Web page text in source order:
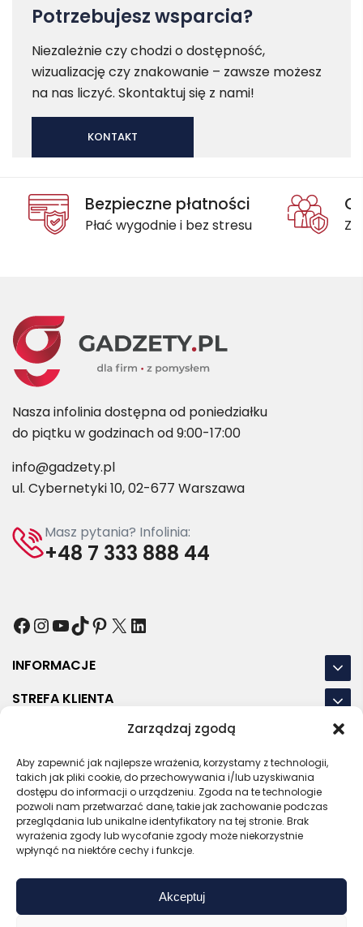
Zarządzaj zgodą
Aby zapewnić jak najlepsze wrażenia, korzystamy z technologii,
takich jak pliki cookie, do przechowywania i/lub uzyskiwania
dostępu do informacji o urządzeniu. Zgoda na te technologie
pozwoli nam przetwarzać dane, takie jak zachowanie podczas
przeglądania lub unikalne identyfikatory na tej stronie. Brak
wyrażenia zgody lub wycofanie zgody może niekorzystnie
wpłynąć na niektóre cechy i funkcje.
Akceptuj
Potrzebujesz wsparcia?
Niezależnie czy chodzi o dostępność,
wizualizację czy znakowanie – zawsze możesz
na nas liczyć. Skontaktuj się z nami!
KONTAKT
Bezpieczne płatności
Płać wygodnie i bez stresu
Nasza infolinia dostępna od poniedziałku
do piątku w godzinach od 9:00-17:00
info@gadzety.pl
ul. Cybernetyki 10, 02-677 Warszawa
Masz pytania? Infolinia:
+48 7 333 888 44
Facebook
Instagram
YouTube
TikTok
Pinterest
X LinkedIn
INFORMACJE
STREFA KLIENTA
NASZE LOKALIZACJE
OSTATNIE POSTY
RODOREGULAMINPOLITYKA PRYWATNOŚCI
Certyfikat SSL
Zaufany sprzedawca
Sprawdź opinie